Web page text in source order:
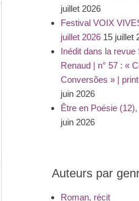
juillet 2026
Festival VOIX
juillet 2026 15 juillet
Inédit dans la
Renaud | n° 57 : «
Conversões » |
juin 2026
Être en Poésie
juin 2026
Auteurs par
Roman, récit